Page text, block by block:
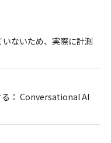
ないため、実際に計測
る： Conversational AI